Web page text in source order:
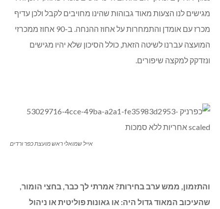
מגישים לנו הצעות מאוד גבוהות שהינו מחויבים לקבל ולכן עדיף
מכרז עם אומדן והתמחרות על אחוז ההנחה. ב-90 אחוז ממכרזי
המועצה עברנו לשיטה הזאת, כולל הסיכון שלא יהיו מגישים
ונזדקק למקצה שיפורים.
אייל שמואלי ראש מועצת כפר ורדים
והתזמון, ממש ערב בחירות? אמרתי לך כבר, בחצי הומור,
שהעיכוב המאוד גדול היה: או גאונות פוליטית או ניהול